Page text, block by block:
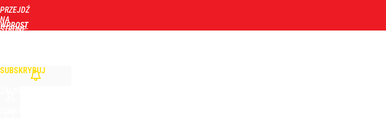
PRZEJDŹ
NA
STRONĘ
WPROST
SUBSKRYBUJ
dodaj